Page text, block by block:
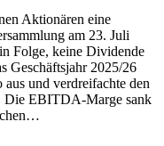
Aktionären eine
am 23. Juli
Folge, keine Dividende
Geschäftsjahr 2025/26
und verdreifachte den
Die EBITDA-Marge sank